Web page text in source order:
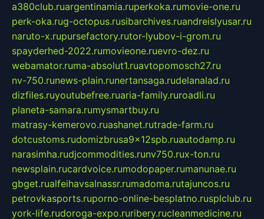
a380club.ruargentinamia.ruperkoka.rumovie-one.ru
perk-oka.rug-octopus.rusibarchives.ruandreislyusar.ru
naruto-x.rupursefactory.rutor-lyubov-i-grom.ru
spayderhed-2022.rumovieone.ruevro-dez.ru
webamator.ruma-absolut1.ruavtopomosch27.ru
nv-750.runews-plain.runertansaga.rudelanalad.ru
dizfiles.ruyoutubefree.ruaria-family.ruroadli.ru
planeta-samara.rumysmartbuy.ru
matrasy-kemerovo.ruashanet.rutrade-farm.ru
dotcustoms.rudomizbrusa9x12spb.ruautodamp.ru
narasimha.rudjcommodities.runv750.rux-ton.ru
newsplain.rucardvoice.rumodopaper.rumanunae.ru
gbget.rualfeihavsalnassr.rumadoma.rutajuncos.ru
petrovkasports.ruporno-online-besplatno.rusplclub.ru
york-life.rudoroga-expo.ruribery.rucleanmedicine.ru